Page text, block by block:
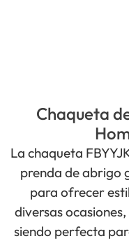
Chaqueta
La chaqueta
prenda de abrigo
para ofrecer
diversas
siendo perfecta